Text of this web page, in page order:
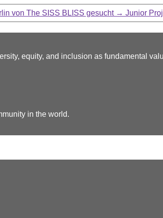
von The SISS BLISS gesucht → Junior
equity, and inclusion as fundamental
in the world.